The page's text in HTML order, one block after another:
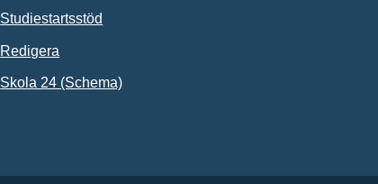
Studiestartsstöd
Redigera
Skola 24 (Schema)Länk till annan webbplats.